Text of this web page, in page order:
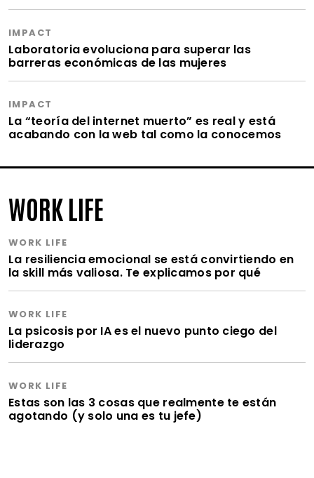
IMPACT
Laboratoria evoluciona para superar las
barreras económicas de las mujeres
IMPACT
La “teoría del internet muerto” es real y está
acabando con la web tal como la conocemos
WORK LIFE
WORK LIFE
La resiliencia emocional se está convirtiendo en
la skill más valiosa. Te explicamos por qué
WORK LIFE
La psicosis por IA es el nuevo punto ciego del
liderazgo
WORK LIFE
Estas son las 3 cosas que realmente te están
agotando (y solo una es tu jefe)